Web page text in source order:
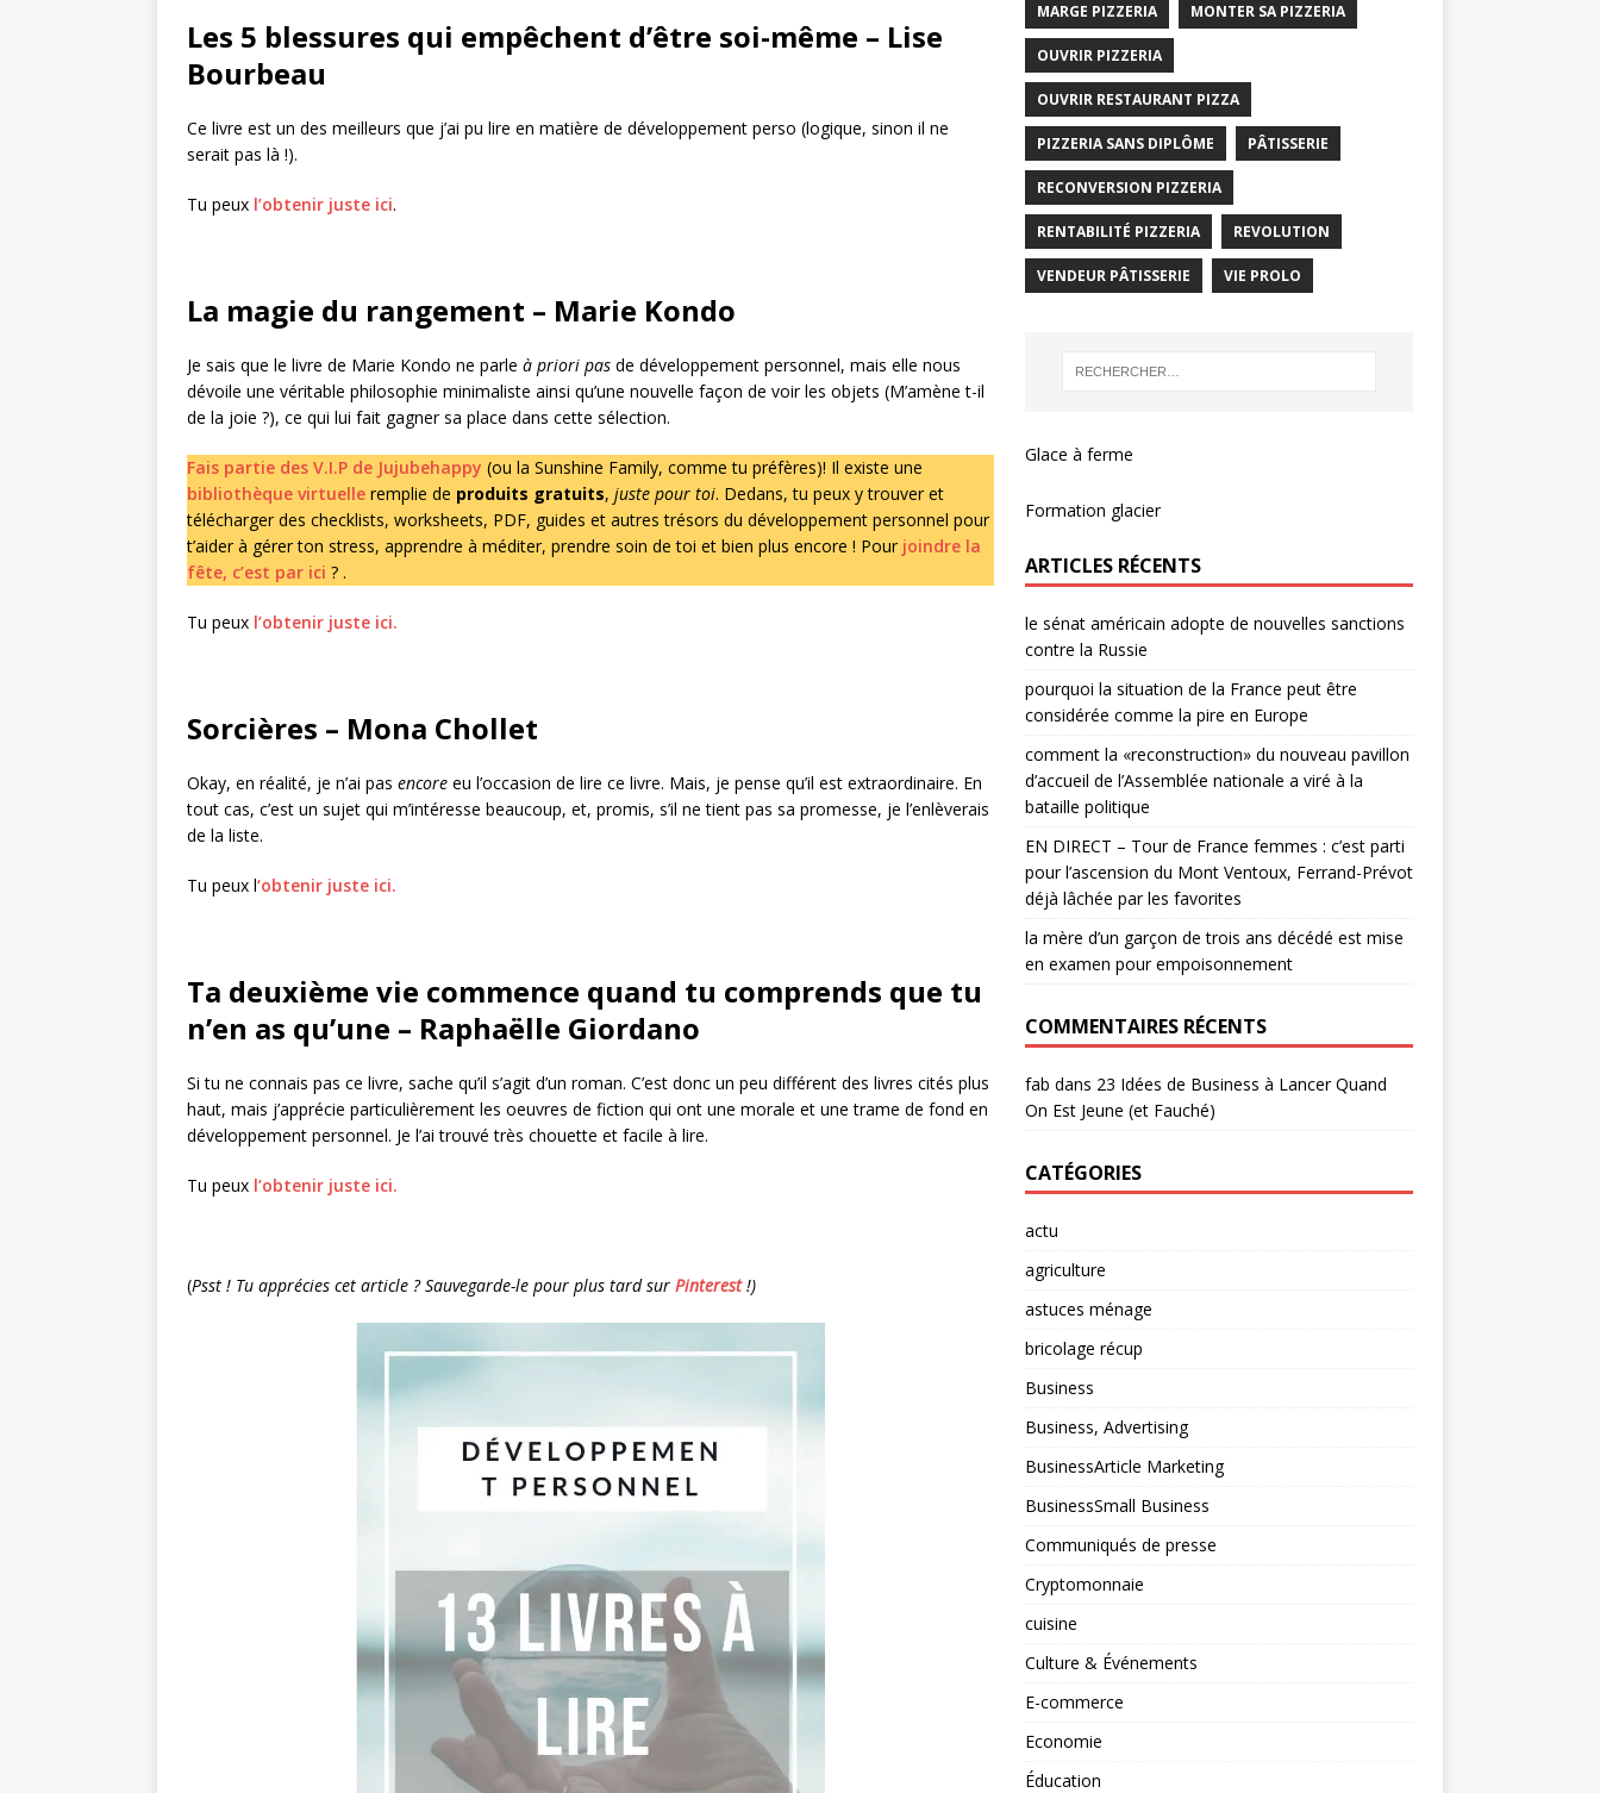
Les 5 blessures qui empêchent d’être soi-même – Lise
Bourbeau
Ce livre est un des meilleurs que j’ai pu lire en matière de développement perso (logique, sinon il ne
serait pas là !).
Tu peux l’obtenir juste ici.
La magie du rangement – Marie Kondo
Je sais que le livre de Marie Kondo ne parle à priori pas de développement personnel, mais elle nous
dévoile une véritable philosophie minimaliste ainsi qu’une nouvelle façon de voir les objets (M’amène t-il
de la joie ?), ce qui lui fait gagner sa place dans cette sélection.
Fais partie des V.I.P de Jujubehappy (ou la Sunshine Family, comme tu préfères)! Il existe une
bibliothèque virtuelle remplie de produits gratuits, juste pour toi. Dedans, tu peux y trouver et
télécharger des checklists, worksheets, PDF, guides et autres trésors du développement personnel pour
t’aider à gérer ton stress, apprendre à méditer, prendre soin de toi et bien plus encore ! Pour joindre la
fête, c’est par ici ? .
Tu peux l’obtenir juste ici.
Sorcières – Mona Chollet
Okay, en réalité, je n’ai pas encore eu l’occasion de lire ce livre. Mais, je pense qu’il est extraordinaire. En
tout cas, c’est un sujet qui m’intéresse beaucoup, et, promis, s’il ne tient pas sa promesse, je l’enlèverais
de la liste.
Tu peux l‘obtenir juste ici.
Ta deuxième vie commence quand tu comprends que tu
n’en as qu’une – Raphaëlle Giordano
Si tu ne connais pas ce livre, sache qu’il s’agit d’un roman. C’est donc un peu différent des livres cités plus
haut, mais j’apprécie particulièrement les oeuvres de fiction qui ont une morale et une trame de fond en
développement personnel. Je l’ai trouvé très chouette et facile à lire.
Tu peux l’obtenir juste ici.
(Psst ! Tu apprécies cet article ? Sauvegarde-le pour plus tard sur Pinterest!)
MARGE PIZZERIA MONTER SA PIZZERIA
OUVRIR PIZZERIA
OUVRIR RESTAURANT PIZZA
PIZZERIA SANS DIPLÔME PÂTISSERIE
RECONVERSION PIZZERIA
RENTABILITÉ PIZZERIA REVOLUTION
VENDEUR PÂTISSERIE VIE PROLO
Glace à ferme
Formation glacier
ARTICLES RÉCENTS
le sénat américain adopte de nouvelles sanctions
contre la Russie
pourquoi la situation de la France peut être
considérée comme la pire en Europe
comment la «reconstruction» du nouveau pavillon
d’accueil de l’Assemblée nationale a viré à la
bataille politique
EN DIRECT – Tour de France femmes : c’est parti
pour l’ascension du Mont Ventoux, Ferrand-Prévot
déjà lâchée par les favorites
la mère d’un garçon de trois ans décédé est mise
en examen pour empoisonnement
COMMENTAIRES RÉCENTS
fab dans 23 Idées de Business à Lancer Quand
On Est Jeune (et Fauché)
CATÉGORIES
actu
agriculture
astuces ménage
bricolage récup
Business
Business, Advertising
BusinessArticle Marketing
BusinessSmall Business
Communiqués de presse
Cryptomonnaie
cuisine
Culture & Événements
E-commerce
Economie
Éducation